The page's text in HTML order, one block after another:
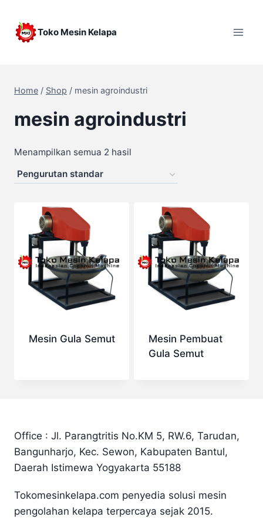
content
Toko Mesin Kelapa
Home / Shop / mesin agroindustri
mesin agroindustri
Menampilkan semua 2 hasil
Mesin Gula Semut
Mesin Pembuat
Gula Semut
Office : Jl. Parangtritis No.KM 5, RW.6, Tarudan,
Bangunharjo, Kec. Sewon, Kabupaten Bantul,
Daerah Istimewa Yogyakarta 55188
Tokomesinkelapa.com penyedia solusi mesin
pengolahan kelapa terpercaya sejak 2015.